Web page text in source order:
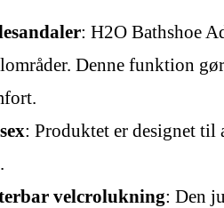
: H2O Bathshoe
Denne funktion
: Produktet er designet til
velcrolukning: Den